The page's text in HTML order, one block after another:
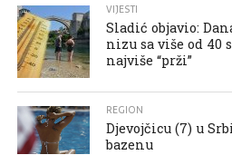
VIJESTI
Sladić objavio:
nizu sa više od 40
najviše “prži”
REGION
Djevojčicu (7) u
bazenu